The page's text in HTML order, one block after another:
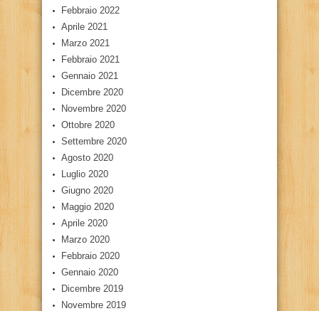
Febbraio 2022
Aprile 2021
Marzo 2021
Febbraio 2021
Gennaio 2021
Dicembre 2020
Novembre 2020
Ottobre 2020
Settembre 2020
Agosto 2020
Luglio 2020
Giugno 2020
Maggio 2020
Aprile 2020
Marzo 2020
Febbraio 2020
Gennaio 2020
Dicembre 2019
Novembre 2019